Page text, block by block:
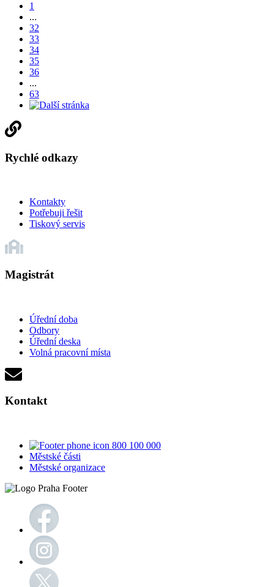
1
...
32
33
34
35
36
...
63
Rychlé odkazy
Kontakty
Potřebuji řešit
Tiskový servis
Magistrát
Úřední doba
Odbory
Úřední deska
Volná pracovní místa
Kontakt
800 100 000
Městské části
Městské organizace